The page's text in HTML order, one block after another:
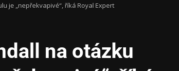
je „nepřekvapivé“, říká Royal Expert
na otázku